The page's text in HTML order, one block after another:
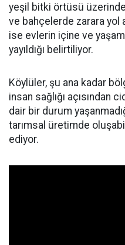
yeşil bitki örtüsü üzerinde
ve bahçelerde zarara yol
ise evlerin içine ve
yayıldığı belirtiliyor.
Köylüler, şu ana kadar
insan sağlığı açısından
dair bir durum
tarımsal üretimde
ediyor.